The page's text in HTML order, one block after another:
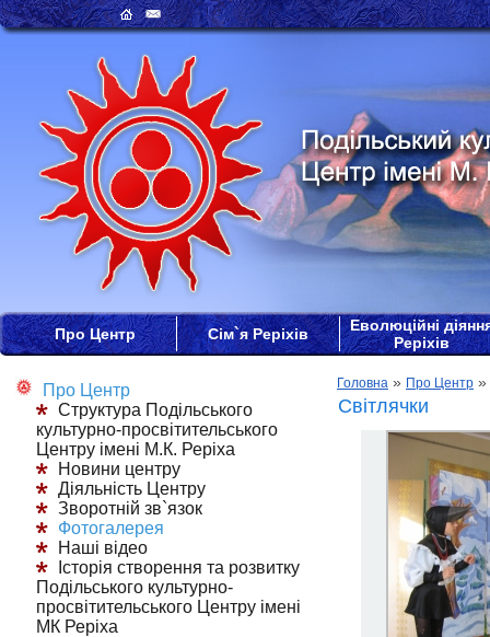
Про Центр Сім`я Реріхів
Еволюційні
Реріхів
Про Центр
Структура Подільського
культурно-просвітительського
Центру імені М.К. Реріха
Новини центру
Діяльність Центру
Зворотній зв`язок
Фотогалерея
Наші відео
Історія створення та розвитку
Подільського культурно-
просвітительського Центру імені
МК Реріха
Головна » Про Центр »
Світлячки